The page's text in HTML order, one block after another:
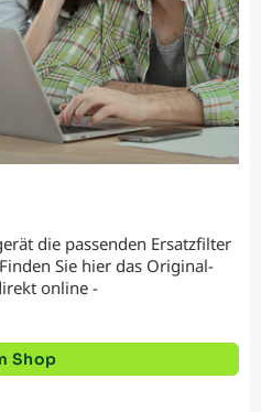
die passenden Ersatzfilter
Sie hier das Original-
online -
Shop